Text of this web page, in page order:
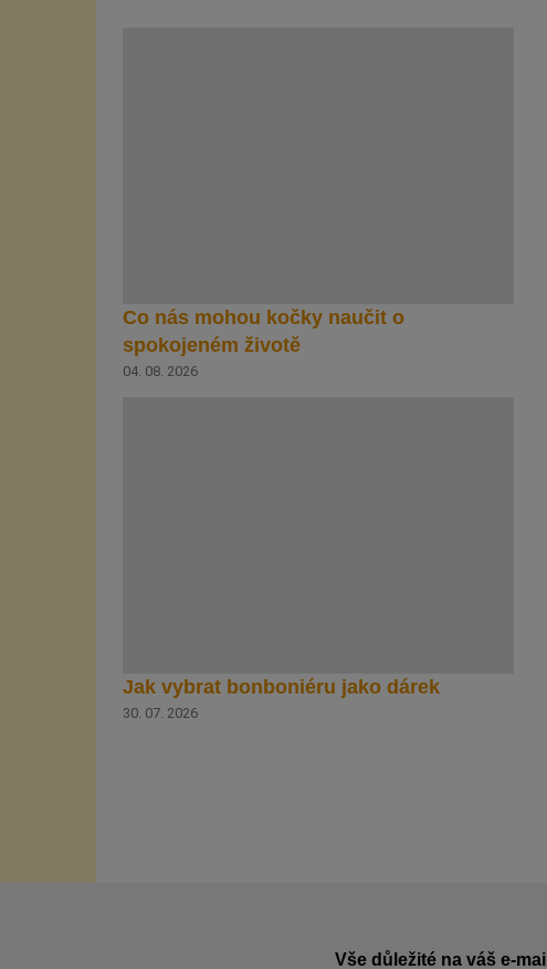
Co nás mohou kočky naučit o
spokojeném životě
04. 08. 2026
Jak vybrat bonboniéru jako dárek
30. 07. 2026
Vše důležité na váš e-mail